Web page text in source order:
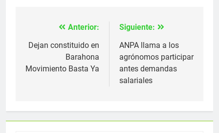
Navegación
de
entradas
Anterior:
Dejan constituido en
Barahona
Movimiento Basta Ya
Siguiente:
ANPA llama a los
agrónomos participar
antes demandas
salariales